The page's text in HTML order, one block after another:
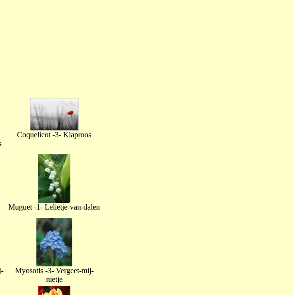
Coquelicot -3- Klaproos
Muguet -1- Lelietje-van-dalen
Myosotis -3- Vergeet-mij-
nietje